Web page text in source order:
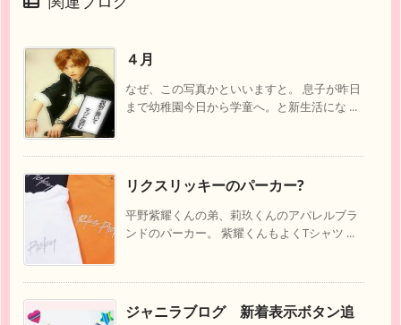
４月
なぜ、この写真かといいますと。 息子が昨日
まで幼稚園今日から学童へ。と新生活にな ...
リクスリッキーのパーカー?
平野紫耀くんの弟、莉玖くんのアパレルブラ
ンドのパーカー。 紫耀くんもよくTシャツ ...
ジャニラブログ 新着表示ボタン追